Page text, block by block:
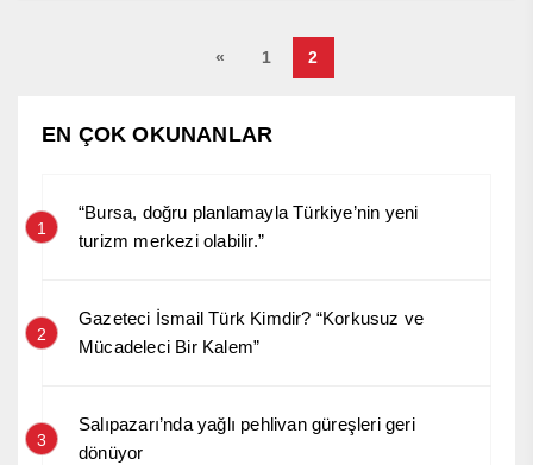
« 1 2
EN ÇOK OKUNANLAR
1
“Bursa, doğru planlamayla Türkiye’nin yeni
turizm merkezi olabilir.”
2
Gazeteci İsmail Türk Kimdir? “Korkusuz ve
Mücadeleci Bir Kalem”
3
Salıpazarı’nda yağlı pehlivan güreşleri geri
dönüyor